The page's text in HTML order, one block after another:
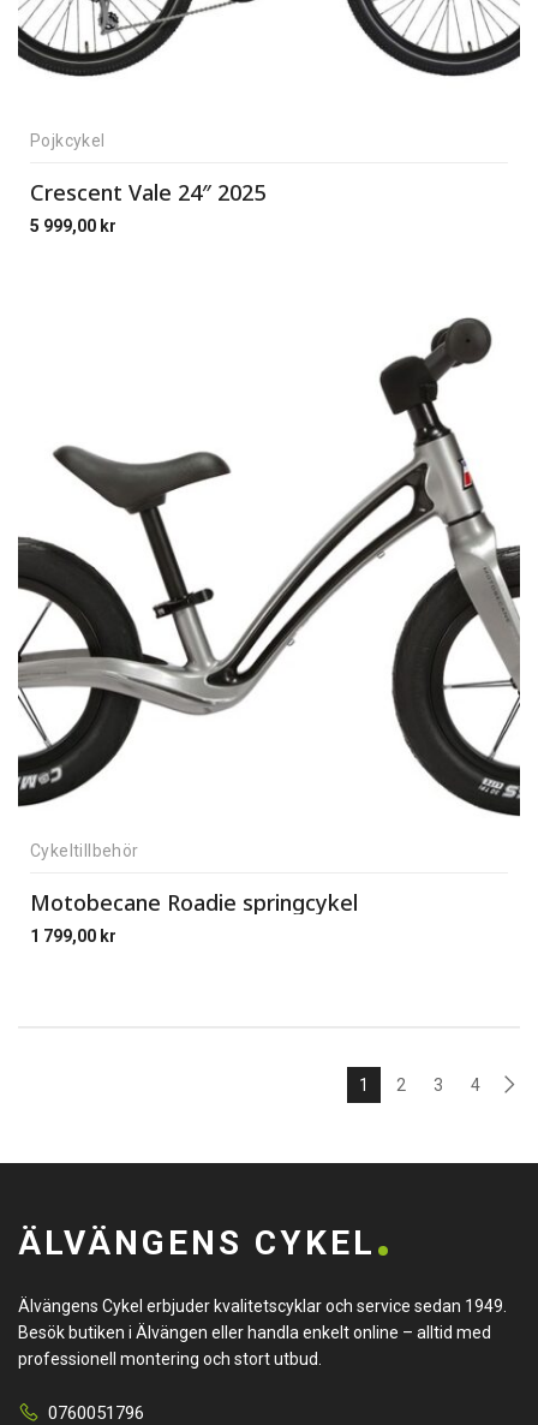
Pojkcykel
Crescent Vale 24″ 2025
5 999,00 kr
Cykeltillbehör
Motobecane Roadie springcykel
1 799,00 kr
1 2 3 4
ÄLVÄNGENS CYKEL
Älvängens Cykel erbjuder kvalitetscyklar och service sedan 1949.
Besök butiken i Älvängen eller handla enkelt online – alltid med
professionell montering och stort utbud.
0760051796